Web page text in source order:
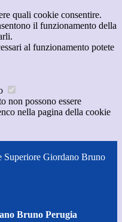
quali cookie consentire.
il funzionamento della
al funzionamento potete
non possono essere
nella pagina della cookie
Superiore Giordano Bruno
Bruno Perugia